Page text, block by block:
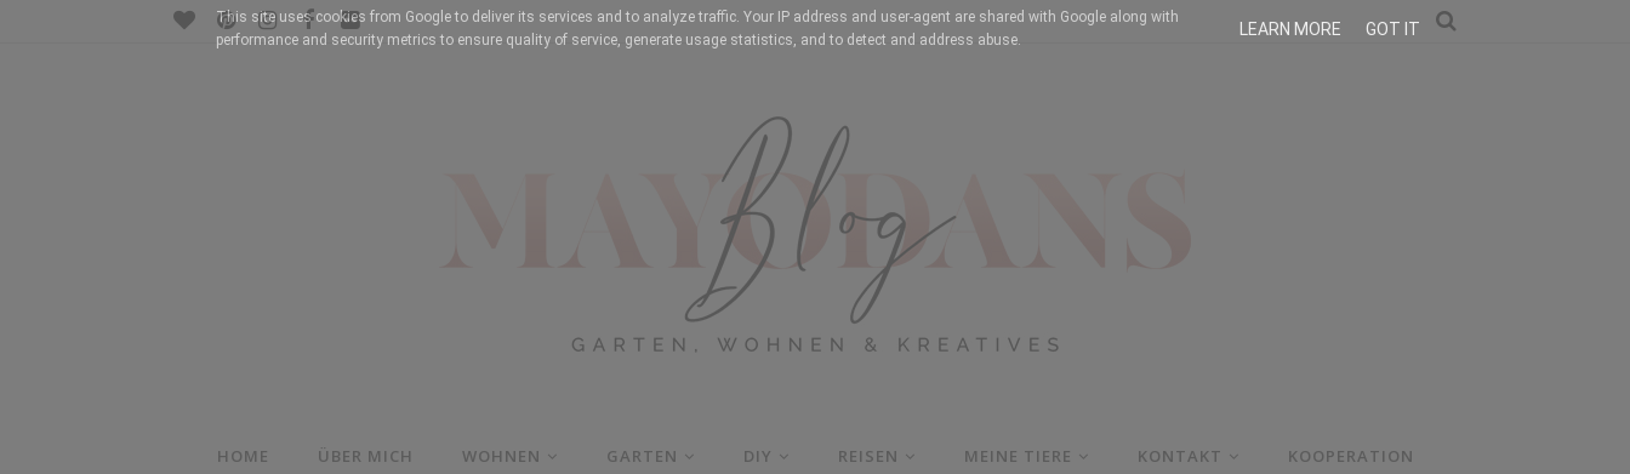
HOME ÜBER MICH WOHNEN GARTEN DIY REISEN MEINE TIERE KONTAKT KOOPERATION
This site uses cookies from Google to deliver its services and to analyze traffic. Your IP address and user-agent are shared with Google along with
performance and security metrics to ensure quality of service, generate usage statistics, and to detect and address abuse.
LEARN MORE GOT IT